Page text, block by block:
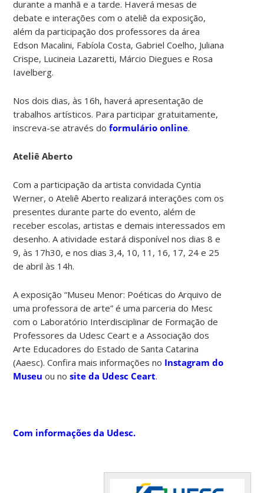
durante a manhã e a tarde. Haverá mesas de
debate e interações com o ateliê da exposição,
além da participação dos professores da área
Edson Macalini, Fabíola Costa, Gabriel Coelho, Juliana
Crispe, Lucineia Lazaretti, Márcio Diegues e Rosa
Iavelberg.
Nos dois dias, às 16h, haverá apresentação de
trabalhos artísticos. Para participar gratuitamente,
inscreva-se através doformulário online.
Ateliê Aberto
Com a participação da artista convidada Cyntia
Werner, o Ateliê Aberto realizará interações com os
presentes durante parte do evento, além de
receber escolas, artistas e demais interessados em
desenho. A atividade estará disponível nos dias 8 e
9, às 17h30, e nos dias 3,4, 10, 11, 16, 17, 24 e 25
de abril às 14h.
A exposição “Museu Menor: Poéticas do Arquivo de
uma professora de arte” é uma parceria do Mesc
com o Laboratório Interdisciplinar de Formação de
Professores da Udesc Ceart e a Associação dos
Arte Educadores do Estado de Santa Catarina
(Aaesc). Confira mais informações no Instagram do
Museu ou nosite da Udesc Ceart.
Com informações da Udesc.